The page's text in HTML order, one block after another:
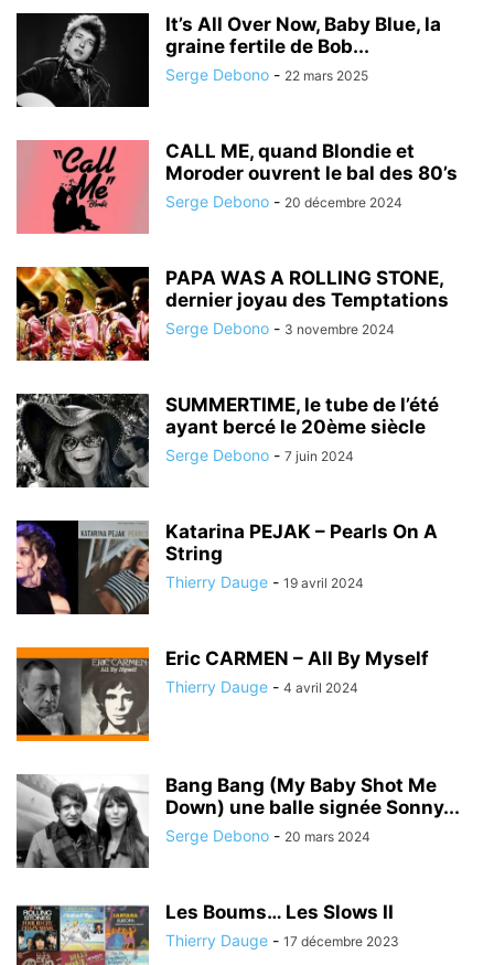
It’s All Over Now, Baby Blue, la
graine fertile de Bob...
Serge Debono - 22 mars 2025
CALL ME, quand Blondie et
Moroder ouvrent le bal des 80’s
Serge Debono - 20 décembre 2024
PAPA WAS A ROLLING STONE,
dernier joyau des Temptations
Serge Debono - 3 novembre 2024
SUMMERTIME, le tube de l’été
ayant bercé le 20ème siècle
Serge Debono - 7 juin 2024
Katarina PEJAK – Pearls On A
String
Thierry Dauge - 19 avril 2024
Eric CARMEN – All By Myself
Thierry Dauge - 4 avril 2024
Bang Bang (My Baby Shot Me
Down) une balle signée Sonny...
Serge Debono - 20 mars 2024
Les Boums… Les Slows II
Thierry Dauge - 17 décembre 2023